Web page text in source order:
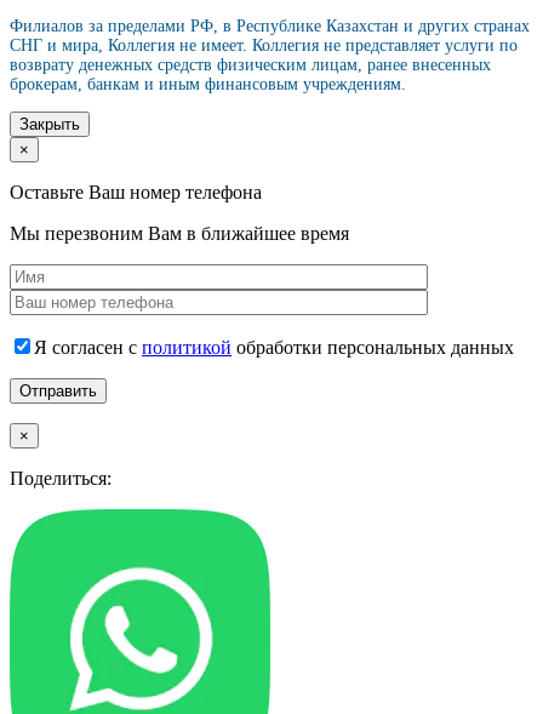
Филиалов за пределами РФ, в Республике Казахстан и других странах
СНГ и мира, Коллегия не имеет. Коллегия не представляет услуги по
возврату денежных средств физическим лицам, ранее внесенных
брокерам, банкам и иным финансовым учреждениям.
Закрыть
×
Оставьте Ваш номер телефона
Мы перезвоним Вам в ближайшее время
Я согласен с политикой обработки персональных данных
×
Поделиться: